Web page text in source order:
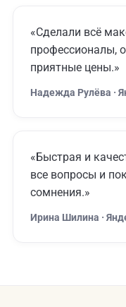
«Сделали всё
профессионалы,
приятные цены.»
Надежда Рулёва ·
«Быстрая и
все вопросы и
сомнения.»
Ирина Шилина ·